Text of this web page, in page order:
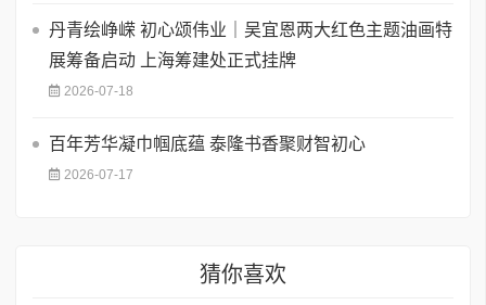
丹青绘峥嵘 初心颂伟业｜吴宜恩两大红色主题油画特
展筹备启动 上海筹建处正式挂牌
2026-07-18
百年芳华凝巾帼底蕴 泰隆书香聚财智初心
2026-07-17
猜你喜欢